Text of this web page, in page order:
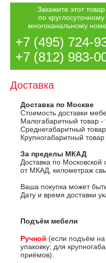
Закажите этот товар
по круглосуточному
многоканальному
+7 (495) 724-
+7 (812) 983-
Доставка
Доставка по Москве
Стоимость доставки
Малогабаритный товар -
Среднегабаритный
Крупногабаритный
За пределы МКАД
Доставка по
от МКАД, километраж
Ваша покупка может
Дату и время доставки
Подъём мебели
Ручной (если подъём
упаковку; для
приёмов).